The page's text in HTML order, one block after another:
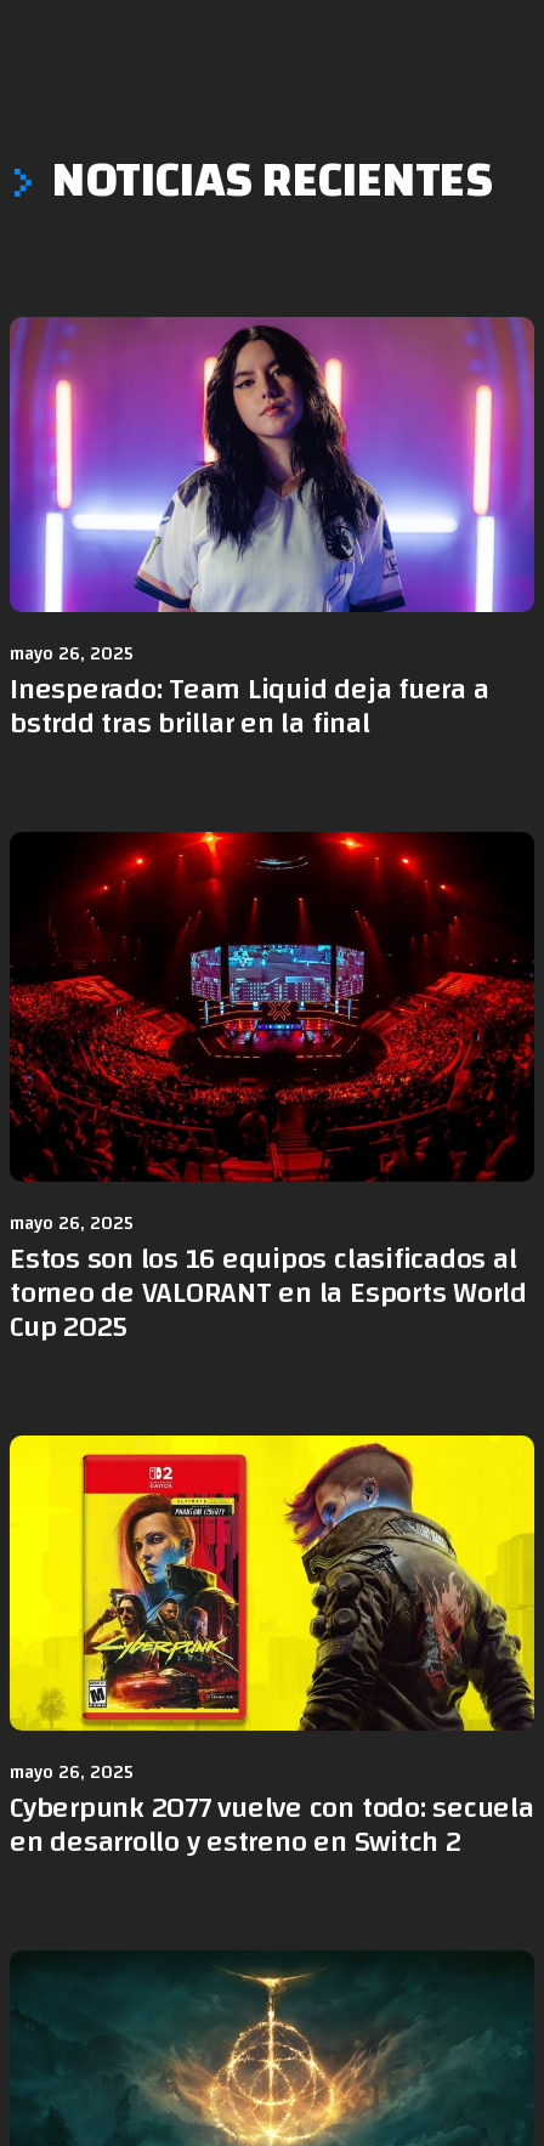
NOTICIAS RECIENTES
mayo 26, 2025
Inesperado: Team Liquid deja fuera a
bstrdd tras brillar en la final
mayo 26, 2025
Estos son los 16 equipos clasificados al
torneo de VALORANT en la Esports World
Cup 2025
mayo 26, 2025
Cyberpunk 2077 vuelve con todo: secuela
en desarrollo y estreno en Switch 2